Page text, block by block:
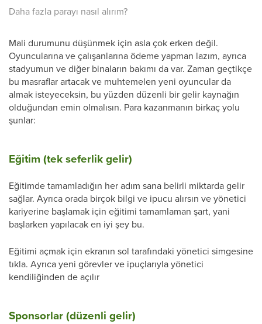
Daha fazla parayı nasıl alırım?
Mali durumunu düşünmek için asla çok erken değil.
Oyuncularına ve çalışanlarına ödeme yapman lazım, ayrıca
stadyumun ve diğer binaların bakımı da var. Zaman geçtikçe
bu masraflar artacak ve muhtemelen yeni oyuncular da
almak isteyeceksin, bu yüzden düzenli bir gelir kaynağın
olduğundan emin olmalısın. Para kazanmanın birkaç yolu
şunlar:
Eğitim (tek seferlik gelir)
Eğitimde tamamladığın her adım sana belirli miktarda gelir
sağlar. Ayrıca orada birçok bilgi ve ipucu alırsın ve yönetici
kariyerine başlamak için eğitimi tamamlaman şart, yani
başlarken yapılacak en iyi şey bu.
Eğitimi açmak için ekranın sol tarafındaki yönetici simgesine
tıkla. Ayrıca yeni görevler ve ipuçlarıyla yönetici
kendiliğinden de açılır
Sponsorlar (düzenli gelir)